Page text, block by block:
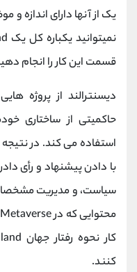
یک از آنها دارای اندازه
قسمت این کار را انجام
دیسنترالند از پروژه
با دادن پیشنهاد و رأی
کنند.